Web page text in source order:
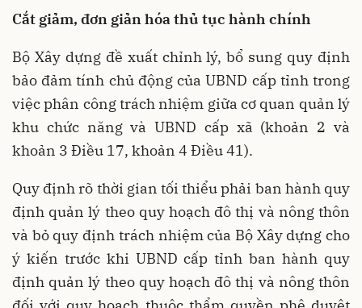
Cắt giảm, đơn giản hóa thủ tục hành chính
Bộ Xây dựng đề xuất chỉnh lý, bổ sung quy định
bảo đảm tính chủ động của UBND cấp tỉnh trong
việc phân công trách nhiệm giữa cơ quan quản lý
khu chức năng và UBND cấp xã (khoản 2 và
khoản 3 Điều 17, khoản 4 Điều 41).
Quy định rõ thời gian tối thiểu phải ban hành quy
định quản lý theo quy hoạch đô thị và nông thôn
và bỏ quy định trách nhiệm của Bộ Xây dựng cho
ý kiến trước khi UBND cấp tỉnh ban hành quy
định quản lý theo quy hoạch đô thị và nông thôn